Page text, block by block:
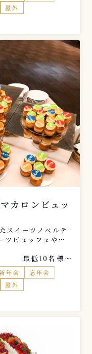
屋外
カロンビュッ
スイーツノベルテ
ツビュッフェやノ
最低10名様〜
年会
忘年会
屋外